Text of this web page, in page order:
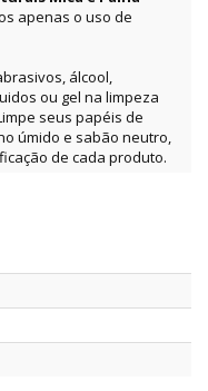
apenas o uso de
álcool,
ou gel na limpeza
seus papéis de
úmido e sabão neutro,
de cada produto.